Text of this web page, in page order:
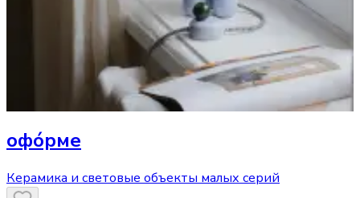
офóрме
Керамика и световые объекты малых серий